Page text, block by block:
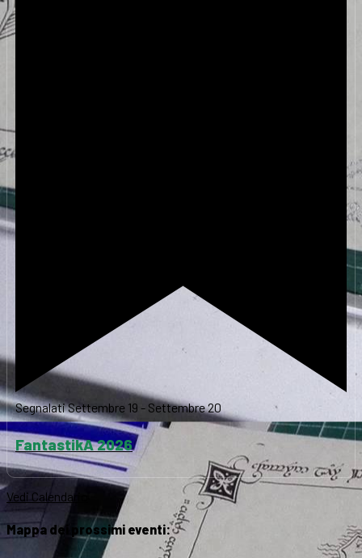
SegnalatiSettembre 19 - Settembre 20
FantastikA 2026
Vedi Calendario
Mappa dei prossimi eventi: